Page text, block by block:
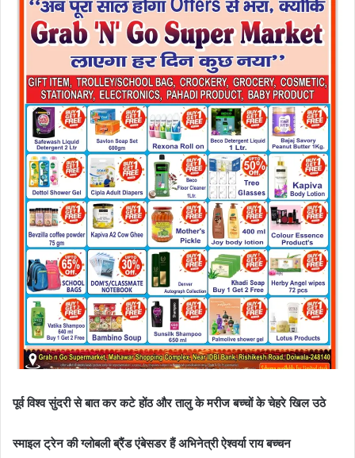
a
i
पूर्व विश्व सुंदरी से बात कर कटे होंठ और तालु के मरीज बच्चों के चेहरे खिल उठे
स्माइल ट्रेन की ग्लोबली ब्रैंड एंबेसडर हैं अभिनेत्री ऐश्वर्या राय बच्चन